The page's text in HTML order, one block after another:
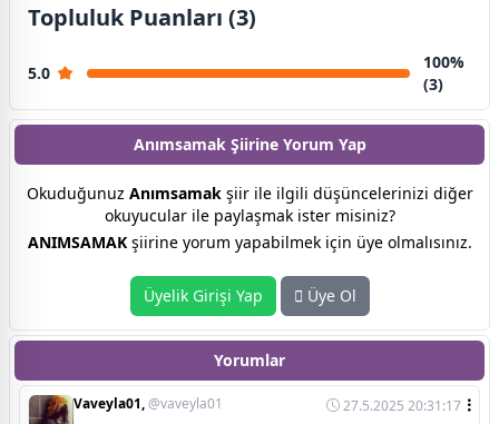
Topluluk Puanları (3)
5.0
100%
(3)
Anımsamak Şiirine Yorum Yap
Okuduğunuz Anımsamakşiir ile ilgili düşüncelerinizi diğer
okuyucular ile paylaşmak ister misiniz?
ANIMSAMAKşiirine yorum yapabilmek için üye olmalısınız.
Üyelik Girişi Yap Üye Ol
Yorumlar
Vaveyla01,@vaveyla01 27.5.2025 20:31:17